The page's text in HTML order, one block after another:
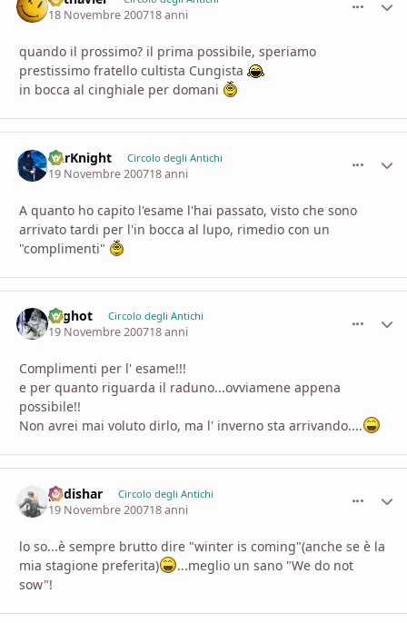
18 Novembre 200718 anni
quando il prossimo? il prima possibile, speriamo
prestissimo fratello cultista Cungista
in bocca al cinghiale per domani
DarKnight Circolo degli Antichi
19 Novembre 200718 anni
A quanto ho capito l'esame l'hai passato, visto che sono
arrivato tardi per l'in bocca al lupo, rimedio con un
"complimenti"
Arghot Circolo degli Antichi
19 Novembre 200718 anni
Complimenti per l' esame!!!
e per quanto riguarda il raduno...ovviamene appena
possibile!!
Non avrei mai voluto dirlo, ma l' inverno sta arrivando....
padishar Circolo degli Antichi
19 Novembre 200718 anni
lo so...è sempre brutto dire "winter is coming"(anche se è la
mia stagione preferita)
...meglio un sano "We do not
sow"!